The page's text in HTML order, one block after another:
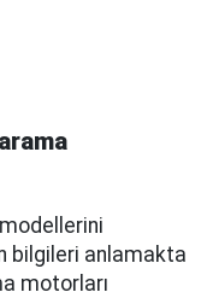
bilgileri anlamakta
motorları